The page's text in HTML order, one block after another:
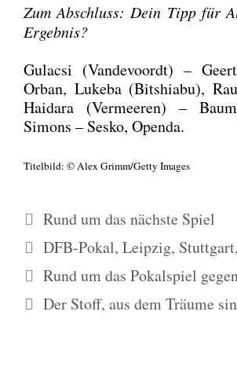
Zum Abschluss: Dein Tipp für
Ergeb­nis?
Gulacsi (Van­de­vo­or­dt) –
Orban, Luke­ba (Bit­shia­bu),
Hai­dara (Ver­mee­ren) –
Simons – Ses­ko, Open­da.
Titel­bild: © Alex Grimm/Getty Images
Kategorien
Rund um das nächste Spiel
Schlagwörter
DFB-Pokal, Leipzig, Stuttgart,
Rund um das Pokalspiel
Der Stoff, aus dem Träume